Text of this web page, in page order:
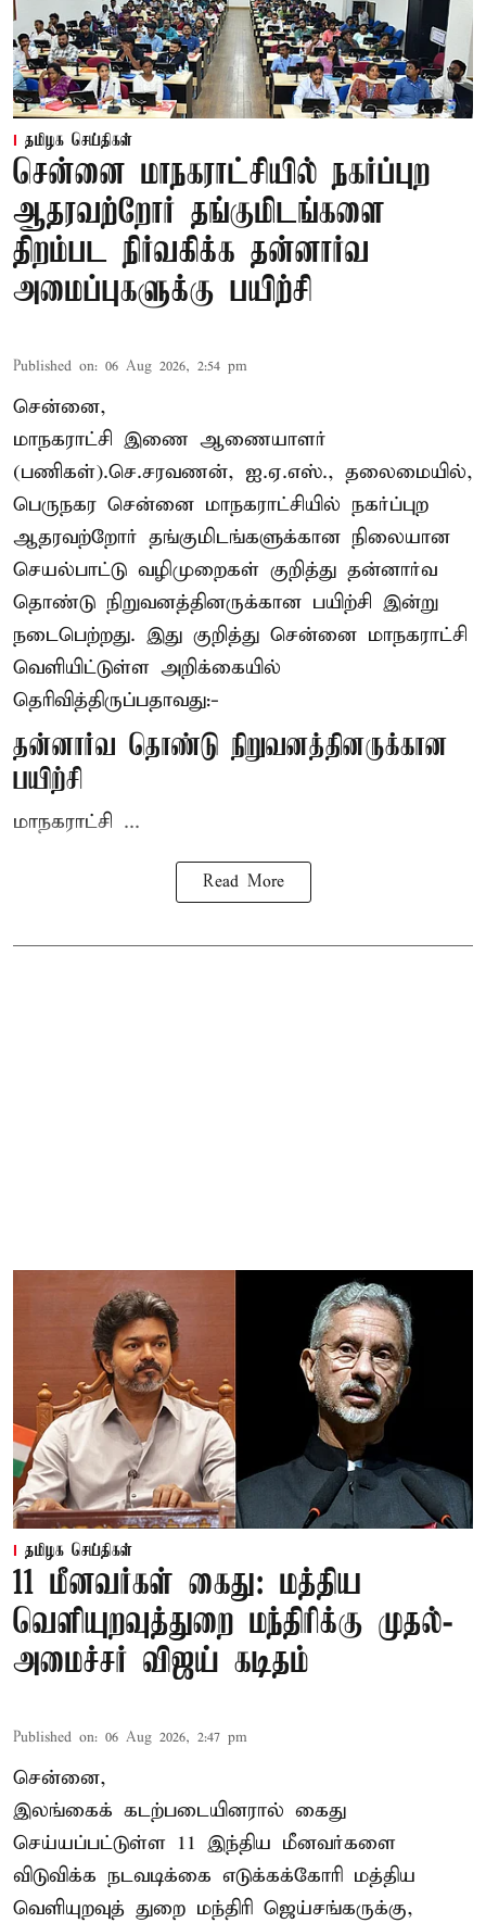
தமிழக செய்திகள்
சென்னை மாநகராட்சியில் நகர்ப்புற
ஆதரவற்றோர் தங்குமிடங்களை
திறம்பட நிர்வகிக்க தன்னார்வ
அமைப்புகளுக்கு பயிற்சி
Published on: 06 Aug 2026, 2:54 pm
சென்னை,
மாநகராட்சி இணை ஆணையாளர்
(பணிகள்).செ.சரவணன், ஐ.ஏ.எஸ்., தலைமையில்,
பெருநகர சென்னை மாநகராட்சியில் நகர்ப்புற
ஆதரவற்றோர் தங்குமிடங்களுக்கான நிலையான
செயல்பாட்டு வழிமுறைகள் குறித்து தன்னார்வ
தொண்டு நிறுவனத்தினருக்கான பயிற்சி இன்று
நடைபெற்றது. இது குறித்து சென்னை மாநகராட்சி
வெளியிட்டுள்ள அறிக்கையில்
தெரிவித்திருப்பதாவது:-
தன்னார்வ தொண்டு நிறுவனத்தினருக்கான
பயிற்சி
மாநகராட்சி ...
Read More
தமிழக செய்திகள்
11 மீனவர்கள் கைது: மத்திய
வெளியுறவுத்துறை மந்திரிக்கு முதல்-
அமைச்சர் விஜய் கடிதம்
Published on: 06 Aug 2026, 2:47 pm
சென்னை,
இலங்கைக் கடற்படையினரால் கைது
செய்யப்பட்டுள்ள 11 இந்திய மீனவர்களை
விடுவிக்க நடவடிக்கை எடுக்கக்கோரி மத்திய
வெளியுறவுத் துறை மந்திரி ஜெய்சங்கருக்கு,